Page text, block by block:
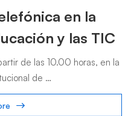
en la
y las TIC
de las 10.00 horas, en la
de …